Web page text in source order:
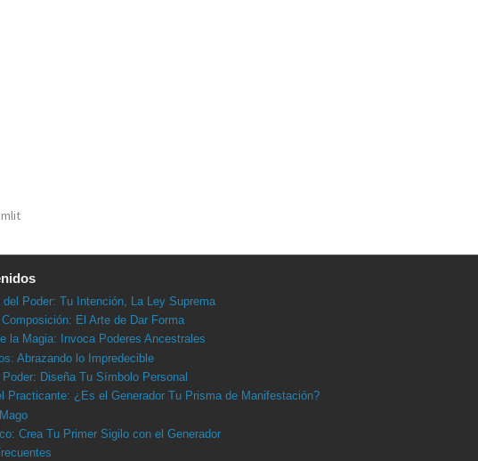
del Poder: Tu Intención, La Ley Suprema
El Arte de Dar Forma
la Magia: Invoca Poderes Ancestrales
Abrazando lo Impredecible
Diseña Tu Símbolo Personal
Practicante: ¿Es el Generador Tu Prisma de Manifestación?
Crea Tu Primer Sigilo con el Generador